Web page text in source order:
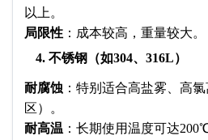
以上。
局限性 ：成本较高，重量较大。
4. 不锈钢（如304、316L）​
耐腐蚀 ：特别适合高盐雾、高
区）。
耐高温 ：长期使用温度可达